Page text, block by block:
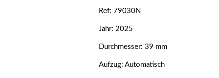
Ref: 79030N
Jahr: 2025
Durchmesser: 39 mm
Aufzug: Automatisch